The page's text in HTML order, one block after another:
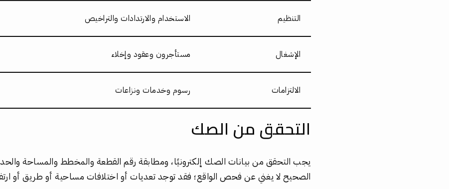
التنظيم الاستخدام والارتدادات والتراخيص
الإشغال مستأجرون وعقود وإخلاء
الالتزامات رسوم وخدمات ونزاعات
التحقق من الصك
يجب التحقق من بيانات الصك إلكترونيًا، ومطابقة رقم القطعة والمخطط والمساحة
الصحيح لا يغني عن فحص الواقع؛ فقد توجد تعديات أو اختلافات مساحية أو طريق أو